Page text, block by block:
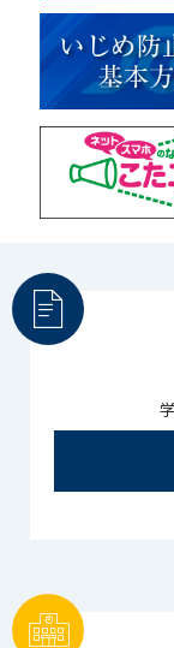
宇宙探究
赤門倶楽部